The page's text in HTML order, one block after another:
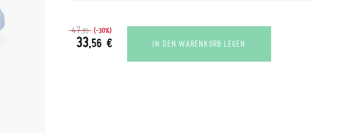
47,95 (-30%)
33,56 € IN DEN WARENKORB LEGEN